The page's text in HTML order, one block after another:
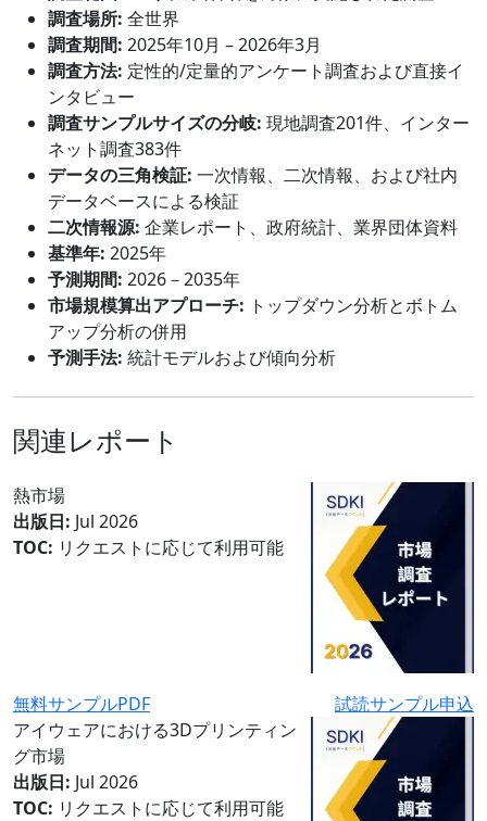
調査場所: 全世界
調査期間: 2025年10月 – 2026年3月
調査方法: 定性的/定量的アンケート調査および直接イ
ンタビュー
調査サンプルサイズの分岐: 現地調査201件、インター
ネット調査383件
データの三角検証: 一次情報、二次情報、および社内
データベースによる検証
二次情報源: 企業レポート、政府統計、業界団体資料
基準年: 2025年
予測期間: 2026－2035年
市場規模算出アプローチ: トップダウン分析とボトム
アップ分析の併用
予測手法: 統計モデルおよび傾向分析
関連レポート
熱市場
出版日: Jul 2026
TOC: リクエストに応じて利用可能
無料サンプルPDF
試読サンプル申込
アイウェアにおける3Dプリンティン
グ市場
出版日: Jul 2026
TOC: リクエストに応じて利用可能